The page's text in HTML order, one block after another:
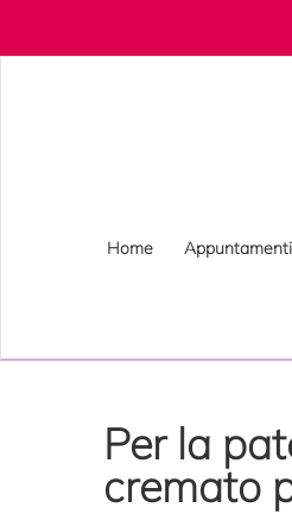
Home Appuntamenti
Per la
cremato